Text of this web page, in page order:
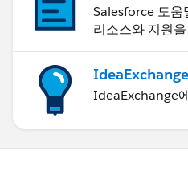
Salesforce 도움
리소스와 지원
IdeaExchange
IdeaExchange